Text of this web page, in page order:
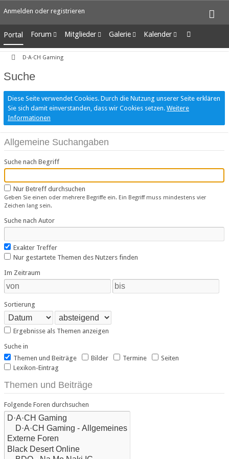
Anmelden oder registrieren
Portal Forum
Unerledigte Themen
Mitglieder
Letzte Aktivitäten
Galerie
Alben
Kalender
Wochenansicht
D·A·CH Gaming
Suche
Diese Seite verwendet Cookies. Durch die Nutzung unserer Seite erklären
Sie sich damit einverstanden, dass wir Cookies setzen. Weitere
Informationen
Allgemeine Suchangaben
Suche nach Begriff
Nur Betreff durchsuchen
Geben Sie einen oder mehrere Begriffe ein. Ein Begriff muss mindestens vier
Zeichen lang sein.
Suche nach Autor
Exakter Treffer
Nur gestartete Themen des Nutzers finden
Im Zeitraum
Sortierung
Ergebnisse als Themen anzeigen
Suche in
Themen und Beiträge
Bilder Termine
Seiten
Lexikon-Eintrag
Themen und Beiträge
Folgende Foren durchsuchen